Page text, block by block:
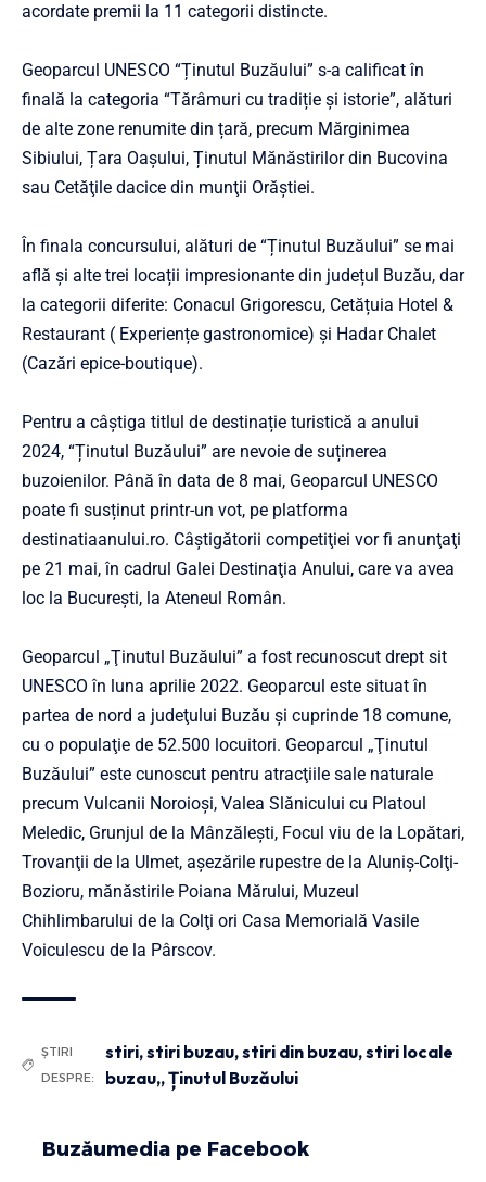
acordate premii la 11 categorii distincte.
Geoparcul UNESCO “Ținutul Buzăului” s-a calificat în
finală la categoria “Tărâmuri cu tradiție și istorie”, alături
de alte zone renumite din țară, precum Mărginimea
Sibiului, Țara Oașului, Ținutul Mănăstirilor din Bucovina
sau Cetăţile dacice din munţii Orăştiei.
În finala concursului, alături de “Ținutul Buzăului” se mai
află și alte trei locații impresionante din județul Buzău, dar
la categorii diferite: Conacul Grigorescu, Cetățuia Hotel &
Restaurant ( Experiențe gastronomice) și Hadar Chalet
(Cazări epice-boutique).
Pentru a câștiga titlul de destinație turistică a anului
2024, “Ținutul Buzăului” are nevoie de suținerea
buzoienilor. Până în data de 8 mai, Geoparcul UNESCO
poate fi susținut printr-un vot, pe platforma
destinatiaanului.ro. Câştigătorii competiţiei vor fi anunţaţi
pe 21 mai, în cadrul Galei Destinaţia Anului, care va avea
loc la Bucureşti, la Ateneul Român.
Geoparcul „Ţinutul Buzăului” a fost recunoscut drept sit
UNESCO în luna aprilie 2022. Geoparcul este situat în
partea de nord a judeţului Buzău și cuprinde 18 comune,
cu o populaţie de 52.500 locuitori. Geoparcul „Ţinutul
Buzăului” este cunoscut pentru atracţiile sale naturale
precum Vulcanii Noroioşi, Valea Slănicului cu Platoul
Meledic, Grunjul de la Mânzăleşti, Focul viu de la Lopătari,
Trovanţii de la Ulmet, aşezările rupestre de la Aluniş-Colţi-
Bozioru, mănăstirile Poiana Mărului, Muzeul
Chihlimbarului de la Colţi ori Casa Memorială Vasile
Voiculescu de la Pârscov.
ȘTIRI
DESPRE:
stiri,stiri buzau,stiri din buzau,stiri locale
buzau,,Ținutul Buzăului
Buzăumedia pe Facebook